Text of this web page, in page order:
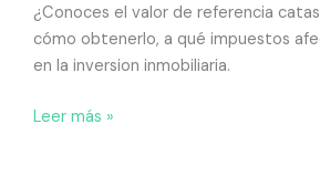
¿Conoces el valor de referencia
cómo obtenerlo, a qué impuestos
en la inversion inmobiliaria.
Leer más »